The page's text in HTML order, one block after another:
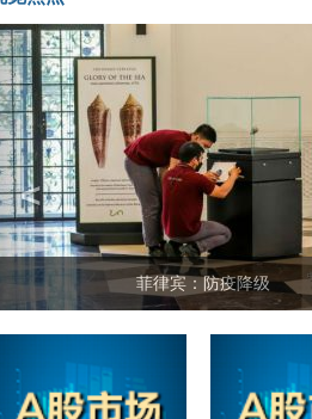
菲律宾：防疫降级
<